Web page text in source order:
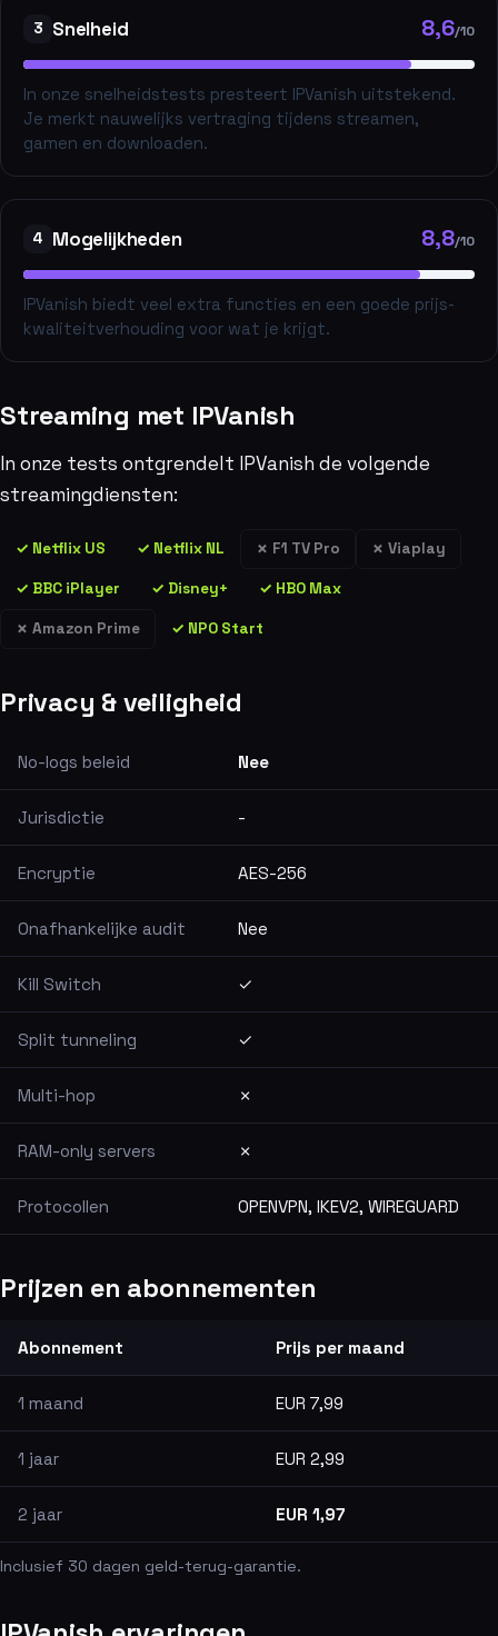
3 Snelheid 8,6/10
In onze snelheidstests presteert IPVanish uitstekend.
Je merkt nauwelijks vertraging tijdens streamen,
gamen en downloaden.
4 Mogelijkheden 8,8/10
IPVanish biedt veel extra functies en een goede prijs-
kwaliteitverhouding voor wat je krijgt.
Streaming met IPVanish
In onze tests ontgrendelt IPVanish de volgende
streamingdiensten:
✓ Netflix US ✓ Netflix NL ✗ F1 TV Pro ✗ Viaplay
✓ BBC iPlayer ✓ Disney+ ✓ HBO Max
✗ Amazon Prime ✓ NPO Start
Privacy & veiligheid
No-logs beleid Nee
Jurisdictie -
Encryptie AES-256
Onafhankelijke audit Nee
Kill Switch ✓
Split tunneling ✓
Multi-hop ✗
RAM-only servers ✗
Protocollen OPENVPN, IKEV2, WIREGUARD
Prijzen en abonnementen
Abonnement Prijs per maand
1 maand EUR 7,99
1 jaar EUR 2,99
2 jaar EUR 1,97
Inclusief 30 dagen geld-terug-garantie.